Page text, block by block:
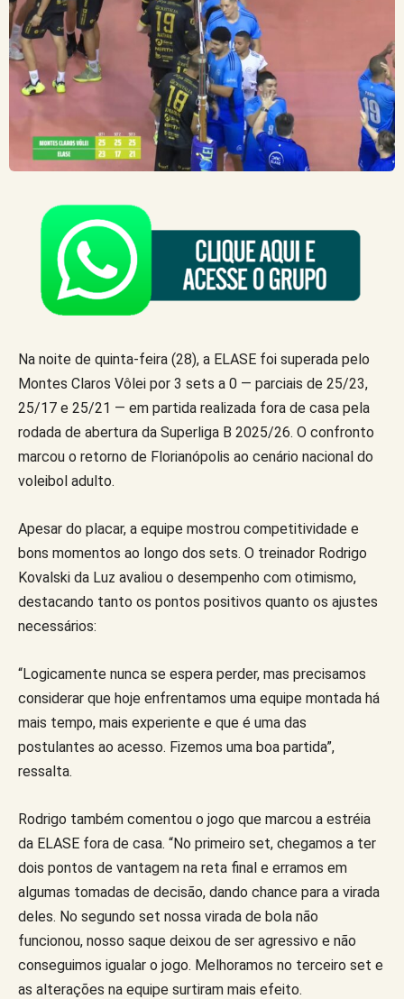
Na noite de quinta-feira (28), a ELASE foi superada pelo
Montes Claros Vôlei por 3 sets a 0 — parciais de 25/23,
25/17 e 25/21 — em partida realizada fora de casa pela
rodada de abertura da Superliga B 2025/26. O confronto
marcou o retorno de Florianópolis ao cenário nacional do
voleibol adulto.
Apesar do placar, a equipe mostrou competitividade e
bons momentos ao longo dos sets. O treinador Rodrigo
Kovalski da Luz avaliou o desempenho com otimismo,
destacando tanto os pontos positivos quanto os ajustes
necessários:
“Logicamente nunca se espera perder, mas precisamos
considerar que hoje enfrentamos uma equipe montada há
mais tempo, mais experiente e que é uma das
postulantes ao acesso. Fizemos uma boa partida”,
ressalta.
Rodrigo também comentou o jogo que marcou a estréia
da ELASE fora de casa. “No primeiro set, chegamos a ter
dois pontos de vantagem na reta final e erramos em
algumas tomadas de decisão, dando chance para a virada
deles. No segundo set nossa virada de bola não
funcionou, nosso saque deixou de ser agressivo e não
conseguimos igualar o jogo. Melhoramos no terceiro set e
as alterações na equipe surtiram mais efeito.